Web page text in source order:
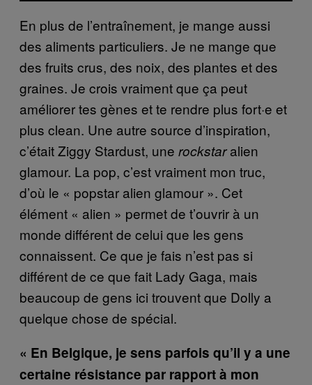
En plus de l’entraînement, je mange aussi
des aliments particuliers. Je ne mange que
des fruits crus, des noix, des plantes et des
graines. Je crois vraiment que ça peut
améliorer tes gènes et te rendre plus fort·e et
plus clean. Une autre source d’inspiration,
c’était Ziggy Stardust, une rockstaralien
glamour. La pop, c’est vraiment mon truc,
d’où le « popstar alien glamour ». Cet
élément « alien » permet de t’ouvrir à un
monde différent de celui que les gens
connaissent. Ce que je fais n’est pas si
différent de ce que fait Lady Gaga, mais
beaucoup de gens ici trouvent que Dolly a
quelque chose de spécial.
« En Belgique, je sens parfois qu’il y a une
certaine résistance par rapport à mon